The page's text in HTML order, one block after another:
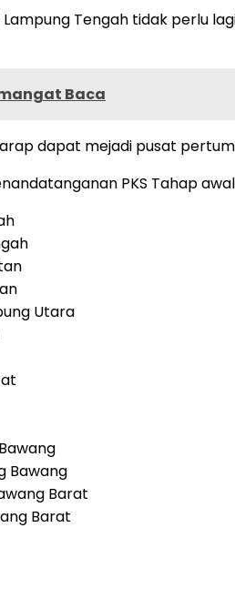
Tengah tidak perlu
Baca
dapat mejadi pusat
PKS Tahap
Utara
Bawang
Barat
Barat